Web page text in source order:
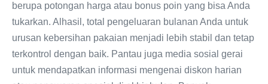
berupa potongan harga atau bonus poin yang bisa Anda
tukarkan. Alhasil, total pengeluaran bulanan Anda untuk
urusan kebersihan pakaian menjadi lebih stabil dan tetap
terkontrol dengan baik. Pantau juga media sosial gerai
untuk mendapatkan informasi mengenai diskon harian